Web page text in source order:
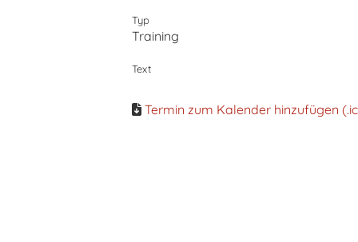
Typ
Training
Text
Termin zum Kalender hinzufügen